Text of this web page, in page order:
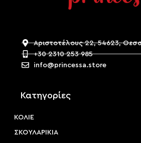
Αριστοτέλους 22, 54623,
+30 2310 253 985
info@princessa.store
Κατηγορίες
ΚΟΛΙΕ
ΣΚΟΥΛΑΡΙΚΙΑ